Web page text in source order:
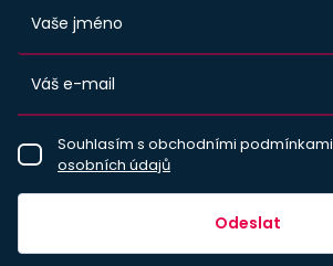
Souhlasím s obchodními
osobních údajů
Odeslat